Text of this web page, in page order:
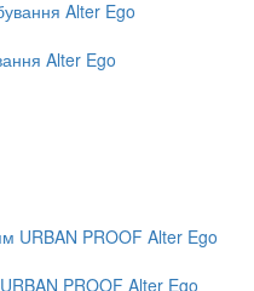
Alter Ego
PROOF Alter Ego